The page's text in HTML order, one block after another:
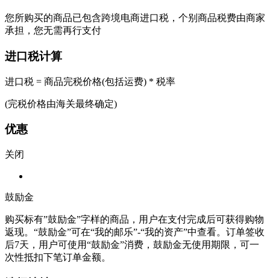
您所购买的商品已包含跨境电商进口税，个别商品税费由商家
承担，您无需再行支付
进口税计算
进口税 = 商品完税价格(包括运费) * 税率
(完税价格由海关最终确定)
优惠
关闭
鼓励金
购买标有”鼓励金”字样的商品，用户在支付完成后可获得购物
返现。“鼓励金”可在“我的邮乐”-“我的资产”中查看。订单签收
后7天，用户可使用“鼓励金”消费，鼓励金无使用期限，可一
次性抵扣下笔订单金额。